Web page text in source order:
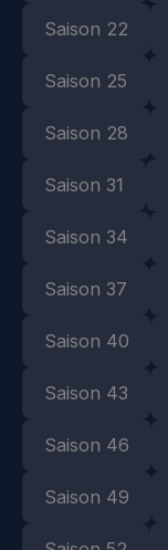
Saison 22
Saison 25
Saison 28
Saison 31
Saison 34
Saison 37
Saison 40
Saison 43
Saison 46
Saison 49